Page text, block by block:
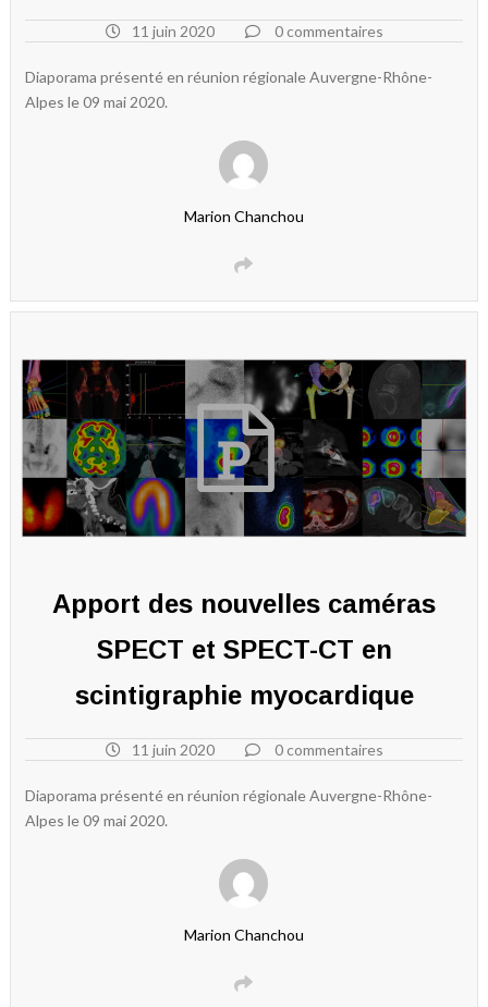
11 juin 2020 0 commentaires
Diaporama présenté en réunion régionale Auvergne-Rhône-
Alpes le 09 mai 2020.
Marion Chanchou
Apport des nouvelles caméras
SPECT et SPECT-CT en
scintigraphie myocardique
11 juin 2020 0 commentaires
Diaporama présenté en réunion régionale Auvergne-Rhône-
Alpes le 09 mai 2020.
Marion Chanchou